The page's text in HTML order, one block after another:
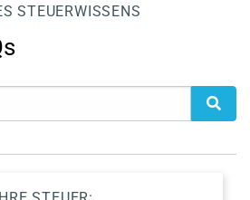
STEUERWISSENS